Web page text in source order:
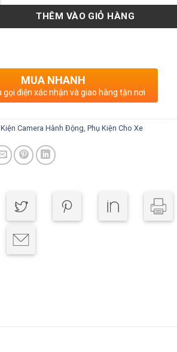
THÊM VÀO GIỎ HÀNG
MUA NHANH
gọi điện xác nhận và giao hàng tận nơi
Camera Hành Động Phụ Kiện Cho Xe